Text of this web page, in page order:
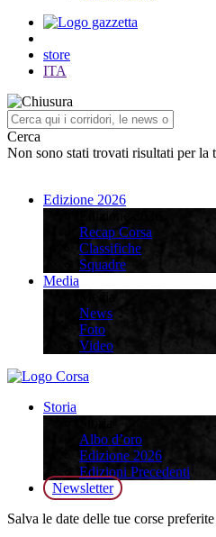
store
ITA
Cerca
Non sono stati trovati risultati per la
Edizione 2026
Recap Corsa
Classifiche
Squadre
Media
News
Foto
Video
Storia
Albo d’oro
Edizione 2026
Edizioni Precedenti
Newsletter
Salva le date delle tue corse preferite